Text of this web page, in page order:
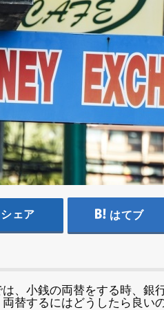
シェア はてブ
は、小銭の両替をする時、銀
替するにはどうしたら良い